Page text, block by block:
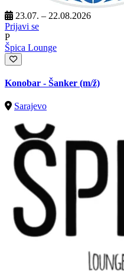
23.07. – 22.08.2026
Prijavi se
P
Špica Lounge
Konobar - Šanker (m/ž)
Sarajevo